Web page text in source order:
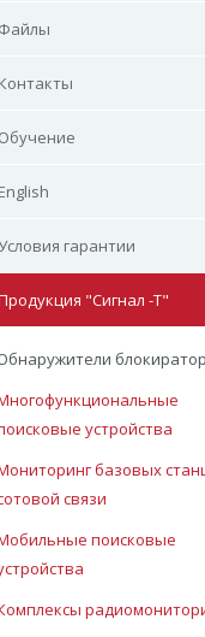
Файлы
Контакты
Обучение
English
гарантии
"Сигнал -Т"
устройства
базовых
связи
поисковые